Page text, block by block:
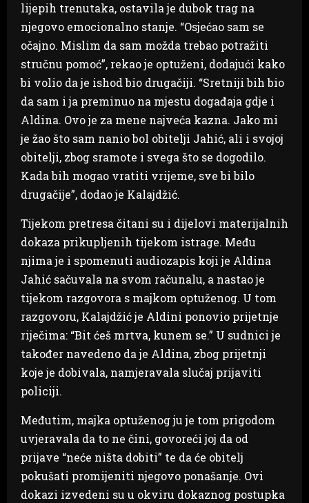
lijepih trenutaka, ostavila je dubok trag na
njegovo emocionalno stanje. “Osjećao sam se
očajno. Mislim da sam možda trebao potražiti
stručnu pomoć”, rekao je optuženi, dodajući kako
bi volio da je ishod bio drugačiji. “Sretniji bih bio
da sam i ja preminuo na mjestu događaja gdje i
Aldina. Ovo je za mene najveća kazna. Jako mi
je žao što sam nanio bol obitelji Jahić, ali i svojoj
obitelji, zbog sramote i svega što se dogodilo.
Kada bih mogao vratiti vrijeme, sve bi bilo
drugačije”, dodao je Kalajdžić.
Tijekom pretresa čitani su i dijelovi materijalnih
dokaza prikupljenih tijekom istrage. Među
njima je i spomenuti audiozapis koji je Aldina
Jahić sačuvala na svom računalu, a nastao je
tijekom razgovora s majkom optuženog. U tom
razgovoru, Kalajdžić je Aldini ponovio prijetnje
riječima: “Bit ćeš mrtva, kunem se.” U sudnici je
također navedeno da je Aldina, zbog prijetnji
koje je dobivala, namjeravala slučaj prijaviti
policiji.
Međutim, majka optuženog ju je tom prigodom
uvjeravala da to ne čini, govoreći joj da od
prijave “neće ništa dobiti” te da će obitelj
pokušati promijeniti njegovo ponašanje. Ovi
dokazi izvedeni su u okviru dokaznog postupka